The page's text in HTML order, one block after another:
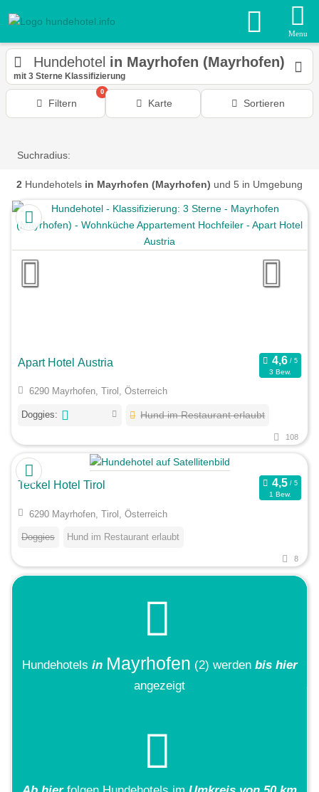
Menu
Hundehotel in Mayrhofen (Mayrhofen)
mit 3 Sterne Klassifizierung
Filtern
0
Karte Sortieren
Suchradius:
2 Hundehotels in Mayrhofen (Mayrhofen) und 5 in Umgebung
Apart Hotel Austria
3 Bew.
6290 Mayrhofen, Tirol, Österreich
Doggies: Hund im Restaurant erlaubt
108
Teckel Hotel Tirol
1 Bew.
6290 Mayrhofen, Tirol, Österreich
Doggies Hund im Restaurant erlaubt
8
Hundehotels in Mayrhofen (2) werden bis hier
angezeigt